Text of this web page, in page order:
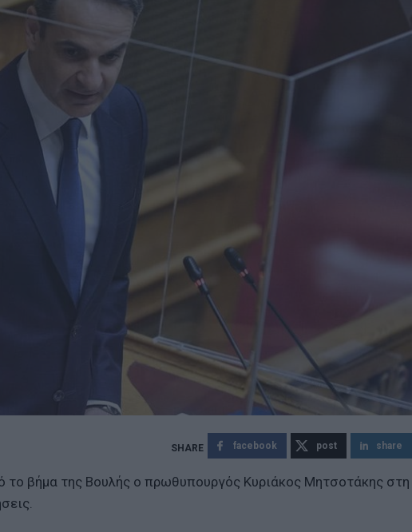
facebook post share
το βήμα της Βουλής ο πρωθυπουργός Κυριάκος Μητσοτάκης στη